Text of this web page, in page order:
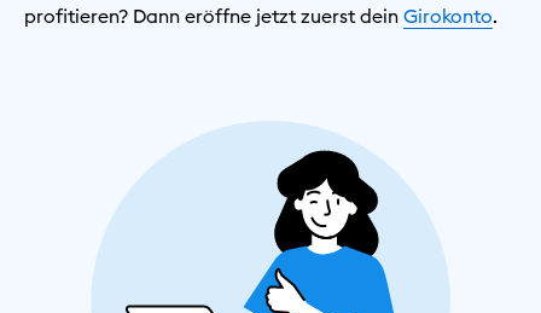
profitieren? Dann eröffne jetzt zuerst dein Girokonto.